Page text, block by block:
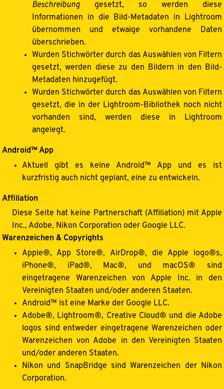
Beschreibung gesetzt, so werden diese
Informationen in die Bild-Metadaten in Lightroom
übernommen und etwaige vorhandene Daten
überschrieben.
Wurden Stichwörter durch das Auswählen von Filtern
gesetzt, werden diese zu den Bildern in den Bild-
Metadaten hinzugefügt.
Wurden Stichwörter durch das Auswählen von Filtern
gesetzt, die in der Lightroom-Bibliothek noch nicht
vorhanden sind, werden diese in Lightroom
angelegt.
Android™ App
Aktuell gibt es keine Android™ App und es ist
kurzfristig auch nicht geplant, eine zu entwickeln.
Affiliation
Diese Seite hat keine Partnerschaft (Affiliation) mit Apple
Inc., Adobe, Nikon Corporation oder Google LLC.
Warenzeichen & Copyrights
Apple®, App Store®, AirDrop®, die Apple logo®s,
iPhone®, iPad®, Mac®, und macOS® sind
eingetragene Warenzeichen von Apple Inc. in den
Vereinigten Staaten und/oder anderen Staaten.
Android™ ist eine Marke der Google LLC.
Adobe®, Lightroom®, Creative Cloud® und die Adobe
logos sind entweder eingetragene Warenzeichen oder
Warenzeichen von Adobe in den Vereinigten Staaten
und/oder anderen Staaten.
Nikon und SnapBridge sind Warenzeichen der Nikon
Corporation.